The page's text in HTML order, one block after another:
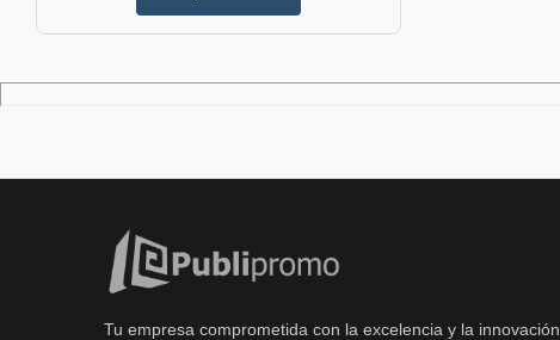
Tu empresa comprometida con la excelencia y la innovación.